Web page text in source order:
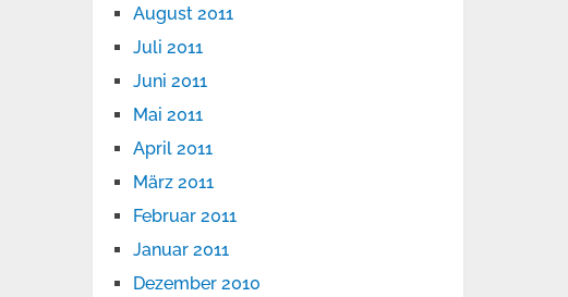
August 2011
Juli 2011
Juni 2011
Mai 2011
April 2011
März 2011
Februar 2011
Januar 2011
Dezember 2010